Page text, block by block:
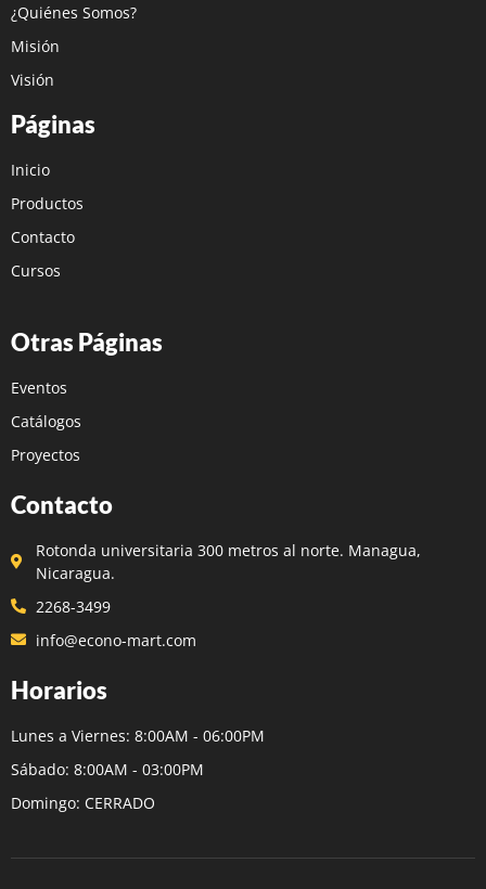
¿Quiénes Somos?
Misión
Visión
Páginas
Inicio
Productos
Contacto
Cursos
Otras Páginas
Eventos
Catálogos
Proyectos
Contacto
Rotonda universitaria 300 metros al norte. Managua,
Nicaragua.
2268-3499
info@econo-mart.com
Horarios
Lunes a Viernes: 8:00AM - 06:00PM
Sábado: 8:00AM - 03:00PM
Domingo: CERRADO